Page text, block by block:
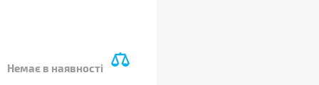
Немає в наявності